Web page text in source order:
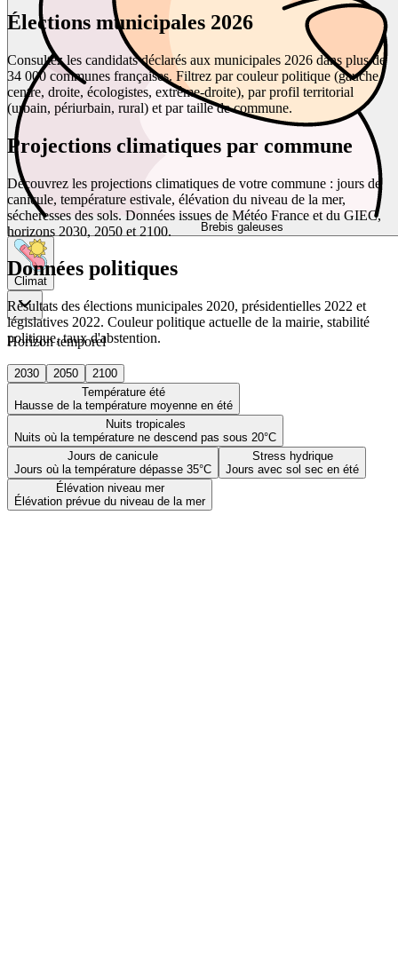
Brebis galeuses
Climat
Horizon temporel
2030 2050
2100
Température été
Hausse de la température moyenne en été
Nuits tropicales
Nuits où la température ne descend pas sous 20°C
Jours de canicule
Jours où la température dépasse 35°C
Stress hydrique
Jours avec sol sec en été
Élévation niveau mer
Élévation prévue du niveau de la mer
Élections municipales 2026
Consultez les candidats déclarés aux municipales 2026 dans plus de
34 000 communes françaises. Filtrez par couleur politique (gauche,
centre, droite, écologistes, extrême-droite), par profil territorial
(urbain, périurbain, rural) et par taille de commune.
Projections climatiques par commune
Découvrez les projections climatiques de votre commune : jours de
canicule, température estivale, élévation du niveau de la mer,
sécheresses des sols. Données issues de Météo France et du GIEC,
horizons 2030, 2050 et 2100.
Données politiques
Résultats des élections municipales 2020, présidentielles 2022 et
législatives 2022. Couleur politique actuelle de la mairie, stabilité
politique, taux d'abstention.